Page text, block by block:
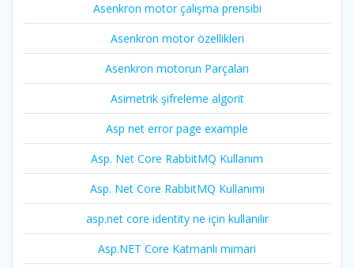
Asenkron motor çalışma prensibi
Asenkron motor özellikleri
Asenkron motorun Parçaları
Asimetrik şifreleme algorit
Asp net error page example
Asp. Net Core RabbitMQ Kullanım
Asp. Net Core RabbitMQ Kullanımı
asp.net core identity ne için kullanılır
Asp.NET Core Katmanlı mimari